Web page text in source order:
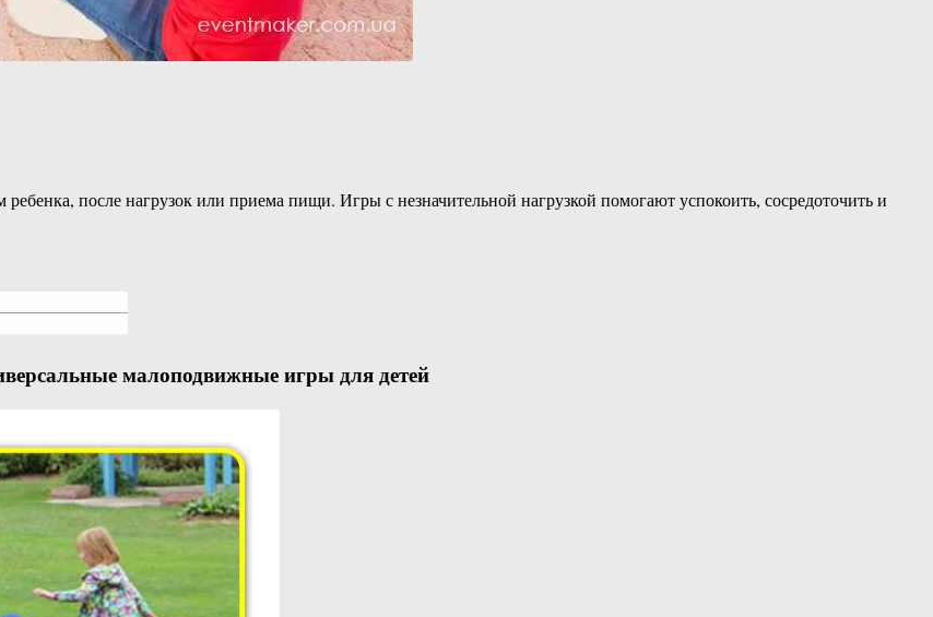
после нагрузок или приема пищи. Игры с незначительной нагрузкой помогают успокоить, сосредоточить и
малоподвижные игры для детей